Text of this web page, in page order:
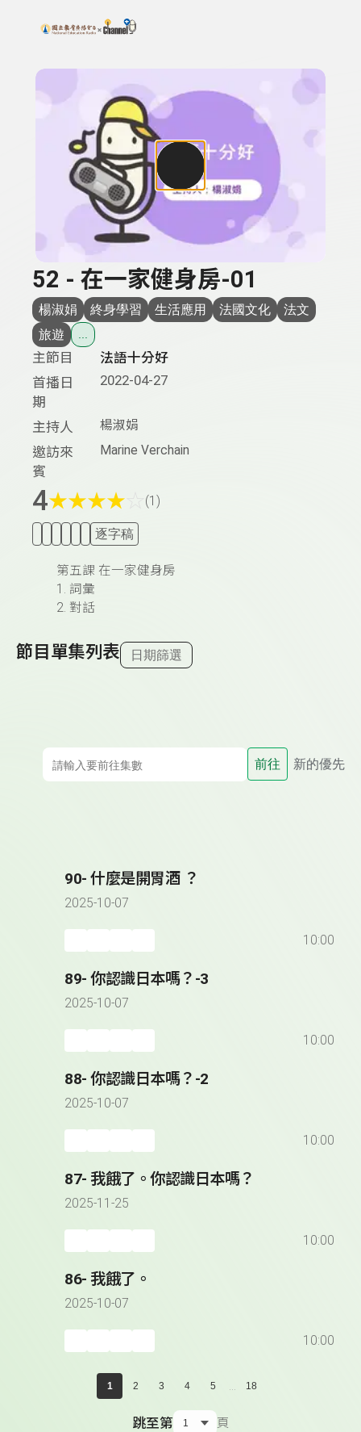
上方功能區塊
搜尋關鍵字：可輸入節目名稱、主持人或關鍵字
52 - 在一家健身房-01
楊淑娟 終身學習 生活應用 法國文化
法文
旅遊
...
主節目
法語十分好
首播日
期
2022-04-27
主持人 楊淑娟
邀訪來
賓
Marine Verchain
4★★★★ (1)
逐字稿
第五課 在一家健身房
1. 詞彙
2. 對話
節目單集列表 日期篩選
前往 新的優先
90- 什麼是開胃酒 ？
2025-10-07
10:00
89- 你認識日本嗎？-3
2025-10-07
10:00
88- 你認識日本嗎？-2
2025-10-07
10:00
87- 我餓了。你認識日本嗎？
2025-11-25
10:00
86- 我餓了。
2025-10-07
10:00
1 2 3 4 5 ... 18
跳至第 頁